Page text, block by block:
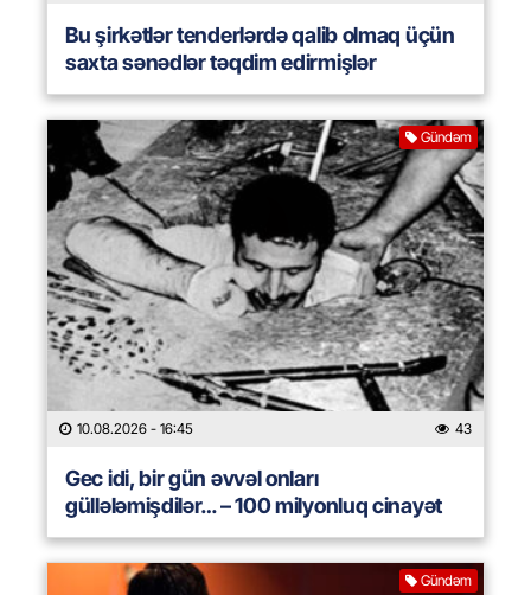
Bu şirkətlər tenderlərdə qalib olmaq üçün
saxta sənədlər təqdim edirmişlər
Gündəm
10.08.2026 - 16:45 43
Gec idi, bir gün əvvəl onları
güllələmişdilər… – 100 milyonluq cinayət
Gündəm